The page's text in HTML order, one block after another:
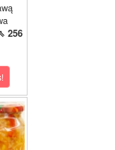
256